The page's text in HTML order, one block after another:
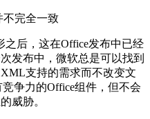
完全一致
之后，这在Office发布中已经
发布中，微软总是可以找到
支持的需求而不改变文
争力的Office组件，但不会
威胁。